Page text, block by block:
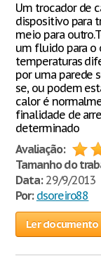
Um trocador de
dispositivo para
meio para
um fluido para o
temperaturas
por uma parede
se, ou podem
calor é
finalidade de
determinado
Avaliação:
Tamanho do
Data:29/9/2013
Por: dsoreiro88
Ler documento